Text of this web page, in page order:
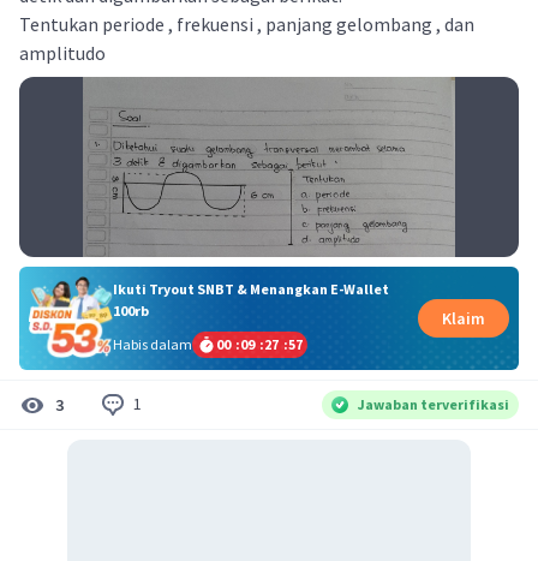
Tentukan periode , frekuensi , panjang gelombang , dan
amplitudo
Ikuti Tryout SNBT & Menangkan E-Wallet
100rb
Habis dalam
00 :09 :27 :56
Klaim
3 1 Jawaban terverifikasi